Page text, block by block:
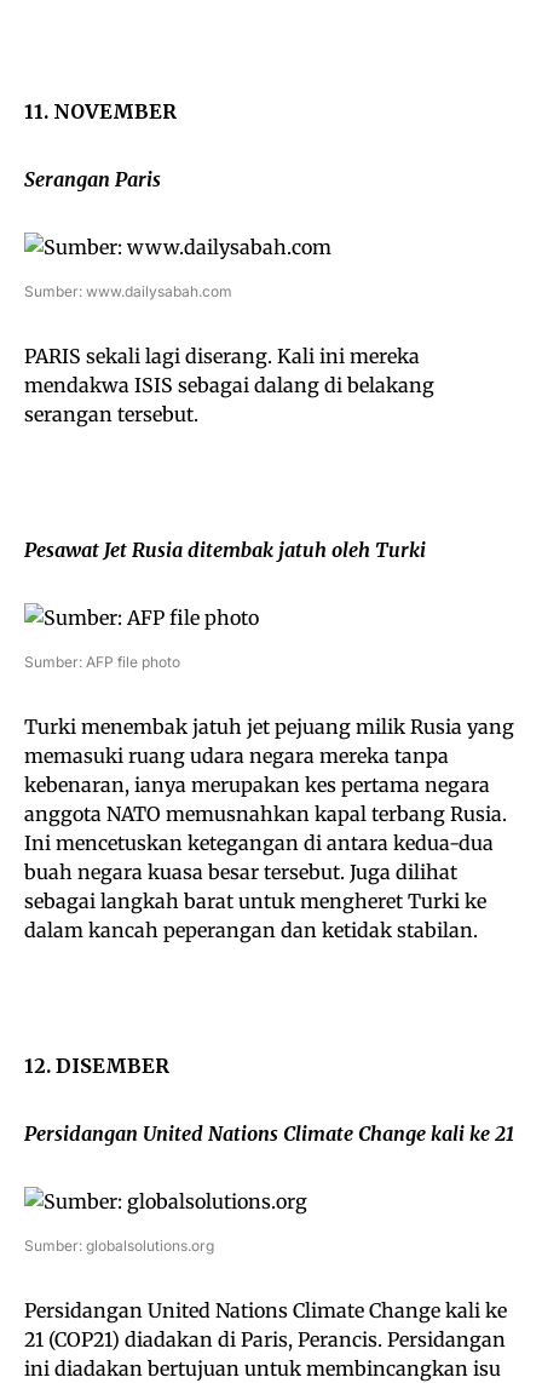
11. NOVEMBER
Serangan Paris
Sumber: www.dailysabah.com
PARIS sekali lagi diserang. Kali ini mereka
mendakwa ISIS sebagai dalang di belakang
serangan tersebut.
Pesawat Jet Rusia ditembak jatuh oleh Turki
Sumber: AFP file photo
Turki menembak jatuh jet pejuang milik Rusia yang
memasuki ruang udara negara mereka tanpa
kebenaran, ianya merupakan kes pertama negara
anggota NATO memusnahkan kapal terbang Rusia.
Ini mencetuskan ketegangan di antara kedua-dua
buah negara kuasa besar tersebut. Juga dilihat
sebagai langkah barat untuk mengheret Turki ke
dalam kancah peperangan dan ketidak stabilan.
12. DISEMBER
Persidangan United Nations Climate Change kali ke 21
Sumber: globalsolutions.org
Persidangan United Nations Climate Change kali ke
21 (COP21) diadakan di Paris, Perancis. Persidangan
ini diadakan bertujuan untuk membincangkan isu